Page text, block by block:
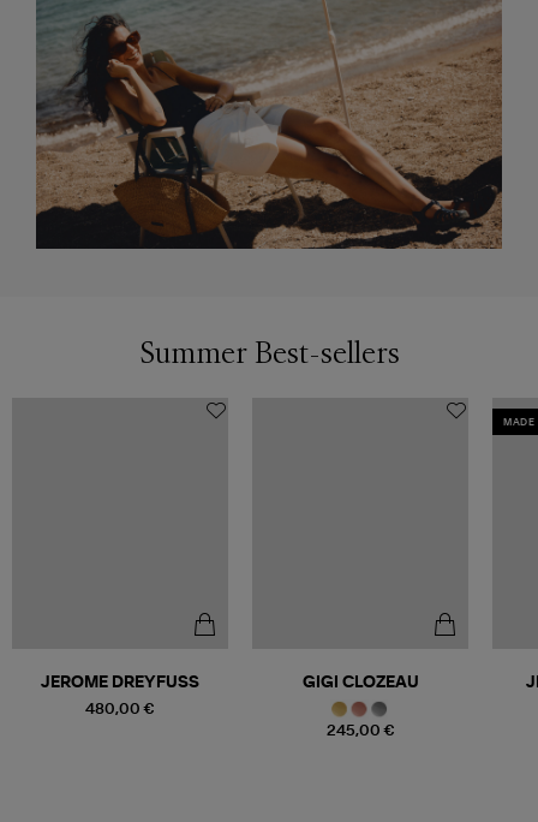
Summer Best-sellers
480,00 €
JEROME DREYFUSS
245,00 €
GIGI CLOZEAU
MADE